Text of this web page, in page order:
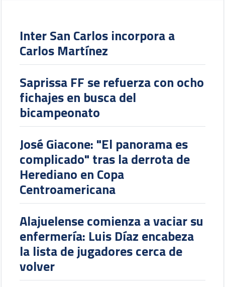
Inter San Carlos incorpora a
Carlos Martínez
Saprissa FF se refuerza con ocho
fichajes en busca del
bicampeonato
José Giacone: "El panorama es
complicado" tras la derrota de
Herediano en Copa
Centroamericana
Alajuelense comienza a vaciar su
enfermería: Luis Díaz encabeza
la lista de jugadores cerca de
volver